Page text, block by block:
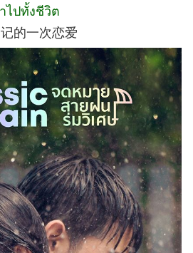
ไปทั้งชีวิต
的一次恋爱